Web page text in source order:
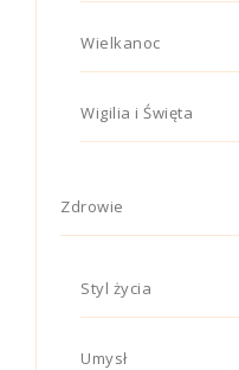
Wielkanoc
Wigilia i Święta
Zdrowie
Styl życia
Umysł